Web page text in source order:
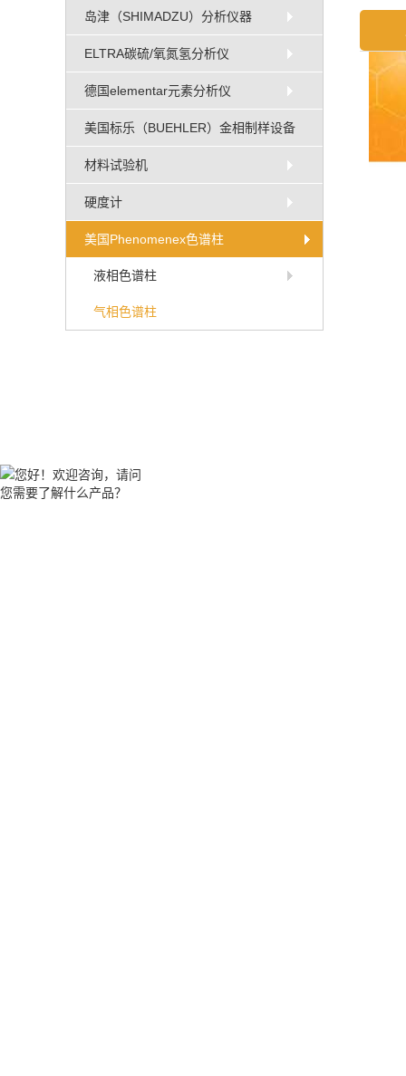
岛津（SHIMADZU）分析仪器
ELTRA碳硫/氧氮氢分析仪
德国elementar元素分析仪
美国标乐（BUEHLER）金相制样设备
材料试验机
硬度计
美国Phenomenex色谱柱
液相色谱柱
气相色谱柱